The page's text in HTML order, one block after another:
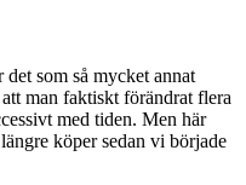
som så mycket annat
man faktiskt förändrat flera
med tiden. Men här
köper sedan vi började